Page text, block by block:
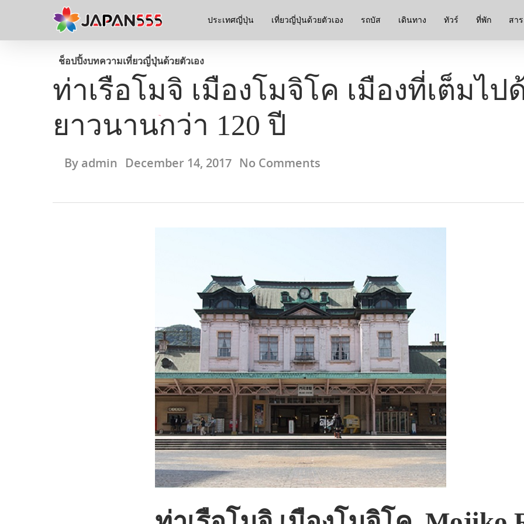
ประเทศญี่ปุ่น เที่ยวญี่ปุ่นด้วยตัวเอง รถบัส เดินทาง ทัวร์ ที่พัก สา
ช็อปปิ้งบทความเที่ยวญี่ปุ่นด้วยตัวเอง
ท่าเรือโมจิ เมืองโมจิโค เมืองที่เต็มไ
ยาวนานกว่า 120 ปี
By admin December 14, 2017 No Comments